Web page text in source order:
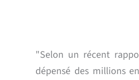
"Selon un récent
dépensé des millions